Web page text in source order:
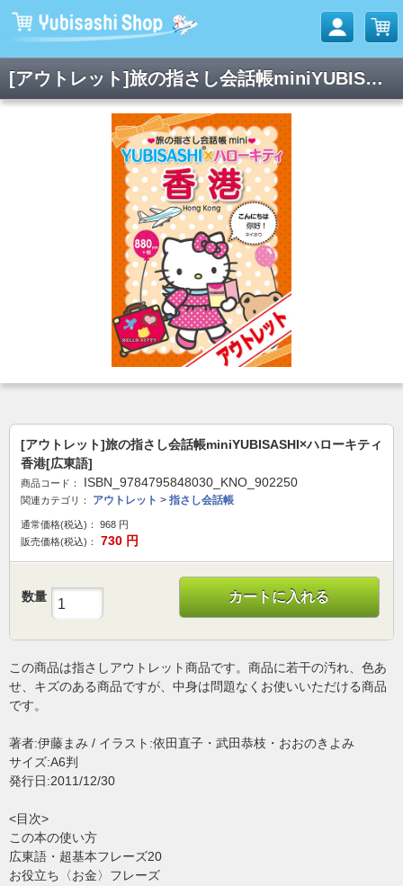
[アウトレット]旅の指さし会話帳miniYUBISASHI×ハローキティ 香港[広東語]
[アウトレット]旅の指さし会話帳miniYUBISASHI×ハローキティ
香港[広東語]
商品コード： ISBN_9784795848030_KNO_902250
関連カテゴリ： アウトレット > 指さし会話帳
通常価格(税込)： 968 円
販売価格(税込)：
730 円
数量 カートに入れる
この商品は指さしアウトレット商品です。商品に若干の汚れ、色あ
せ、キズのある商品ですが、中身は問題なくお使いいただける商品
です。
著者:伊藤まみ / イラスト:依田直子・武田恭枝・おおのきよみ
サイズ:A6判
発行日:2011/12/30
<目次>
この本の使い方
広東語・超基本フレーズ20
お役立ち〈お金〉フレーズ